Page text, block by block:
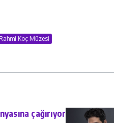
Rahmi Koç Müzesi
çağırıyor